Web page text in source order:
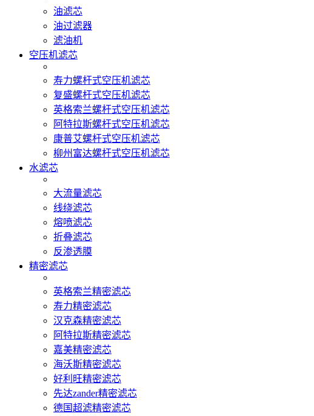
油滤芯
油过滤器
滤油机
空压机滤芯
寿力螺杆式空压机滤芯
复盛螺杆式空压机滤芯
英格索兰螺杆式空压机滤芯
阿特拉斯螺杆式空压机滤芯
康普艾螺杆式空压机滤芯
柳州富达螺杆式空压机滤芯
水滤芯
大流量滤芯
线绕滤芯
熔喷滤芯
折叠滤芯
反渗透膜
精密滤芯
英格索兰精密滤芯
寿力精密滤芯
汉克森精密滤芯
阿特拉斯精密滤芯
嘉美精密滤芯
海沃斯精密滤芯
好利旺精密滤芯
先达zander精密滤芯
德国超滤精密滤芯